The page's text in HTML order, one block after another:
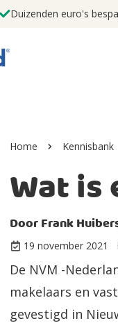
Duizenden euro's
Home Kennisbank
Wat is
DoorFrank
19 november 2021
De NVM -
makelaars en
gevestigd in